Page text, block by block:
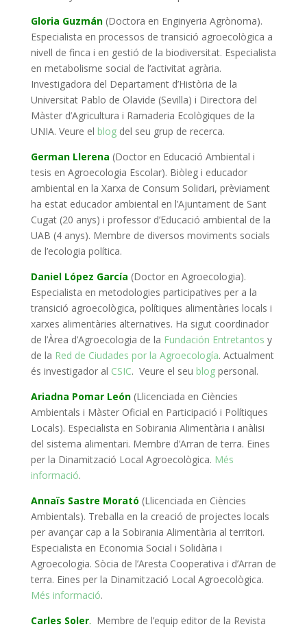
Gloria Guzmán(Doctora en Enginyeria Agrònoma).
Especialista en processos de transició agroecològica a
nivell de finca i en gestió de la biodiversitat. Especialista
en metabolisme social de l’activitat agrària.
Investigadora del Departament d’Història de la
Universitat Pablo de Olavide (Sevilla) i Directora del
Màster d’Agricultura i Ramaderia Ecològiques de la
UNIA. Veure el blogdel seu grup de recerca.
German Llerena (Doctor en Educació Ambiental i
tesis en Agroecologia Escolar). Biòleg i educador
ambiental en la Xarxa de Consum Solidari, prèviament
ha estat educador ambiental en l’Ajuntament de Sant
Cugat (20 anys) i professor d’Educació ambiental de la
UAB (4 anys). Membre de diversos moviments socials
de l’ecologia política.
Daniel López García (Doctor en Agroecologia).
Especialista en metodologies participatives per a la
transició agroecològica, polítiques alimentàries locals i
xarxes alimentàries alternatives. Ha sigut coordinador
de l’Àrea d’Agroecologia de la Fundación Entretantos y
de la Red de Ciudades por la Agroecología. Actualment
és investigador al CSIC. Veure el seu blogpersonal.
Ariadna Pomar León (Llicenciada en Ciències
Ambientals i Màster Oficial en Participació i Polítiques
Locals). Especialista en Sobirania Alimentària i anàlisi
del sistema alimentari. Membre d’Arran de terra. Eines
per la Dinamització Local Agroecològica. Més
informació.
Annaïs Sastre Morató (Llicenciada en Ciències
Ambientals). Treballa en la creació de projectes locals
per avançar cap a la Sobirania Alimentària al territori.
Especialista en Economia Social i Solidària i
Agroecologia. Sòcia de l’Aresta Cooperativa i d’Arran de
terra. Eines per la Dinamització Local Agroecològica.
Més informació.
Carles Soler. Membre de l’equip editor de la Revista